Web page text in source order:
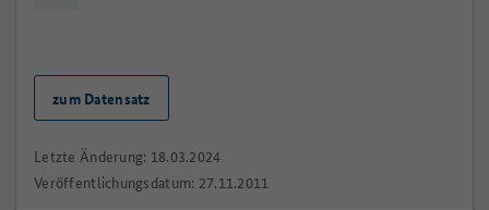
zum Datensatz
Letzte Änderung: 18.03.2024
Veröffentlichungsdatum: 27.11.2011